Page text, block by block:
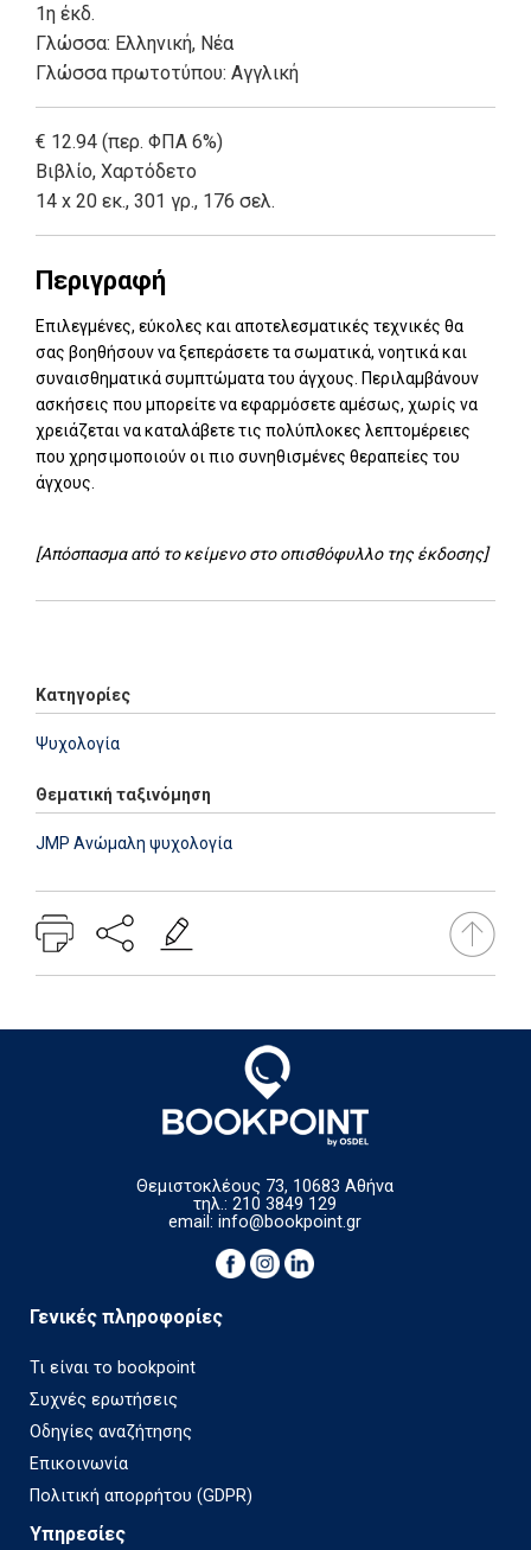
1η έκδ.
Γλώσσα: Ελληνική, Νέα
Γλώσσα πρωτοτύπου: Αγγλική
€ 12.94 (περ. ΦΠΑ 6%)
Βιβλίο, Χαρτόδετο
14 x 20 εκ., 301 γρ., 176 σελ.
Περιγραφή
Επιλεγμένες, εύκολες και αποτελεσματικές τεχνικές θα
σας βοηθήσουν να ξεπεράσετε τα σωματικά, νοητικά και
συναισθηματικά συμπτώματα του άγχους. Περιλαμβάνουν
ασκήσεις που μπορείτε να εφαρμόσετε αμέσως, χωρίς να
χρειάζεται να καταλάβετε τις πολύπλοκες λεπτομέρειες
που χρησιμοποιούν οι πιο συνηθισμένες θεραπείες του
άγχους.
[Απόσπασμα από το κείμενο στο οπισθόφυλλο της έκδοσης]
Κατηγορίες
Ψυχολογία
Θεματική ταξινόμηση
JMP Ανώμαλη ψυχολογία
Θεμιστοκλέους 73, 10683 Αθήνα
τηλ.: 210 3849 129
email:info@bookpoint.gr
Γενικές πληροφορίες
Τι είναι το bookpoint
Συχνές ερωτήσεις
Οδηγίες αναζήτησης
Επικοινωνία
Πολιτική απορρήτου (GDPR)
Υπηρεσίες